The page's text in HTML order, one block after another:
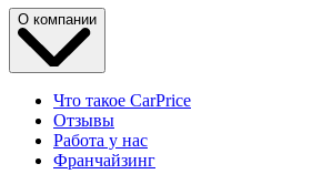
О компании
Что такое CarPrice
Отзывы
Работа у нас
Франчайзинг